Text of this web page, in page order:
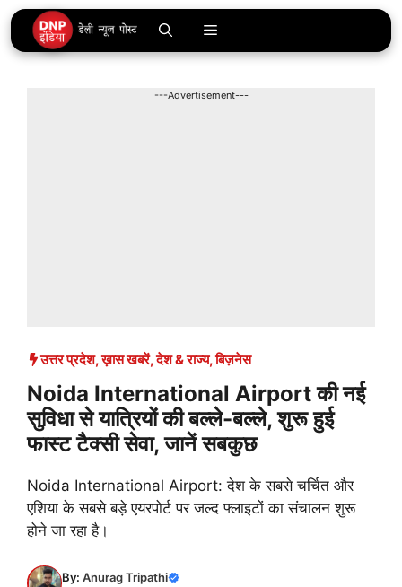
Skip
to
content
Menu
---Advertisement---
उत्तर प्रदेश,ख़ास खबरें,देश & राज्य,बिज़नेस
Noida International Airport की नई
सुविधा से यात्रियों की बल्ले-बल्ले, शुरू हुई
फास्ट टैक्सी सेवा, जानें सबकुछ
Noida International Airport: देश के सबसे चर्चित और
एशिया के सबसे बड़े एयरपोर्ट पर जल्द फ्लाइटों का संचालन शुरू
होने जा रहा है।
By:Anurag Tripathi